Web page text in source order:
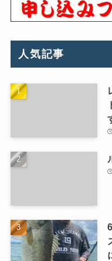
人気記事